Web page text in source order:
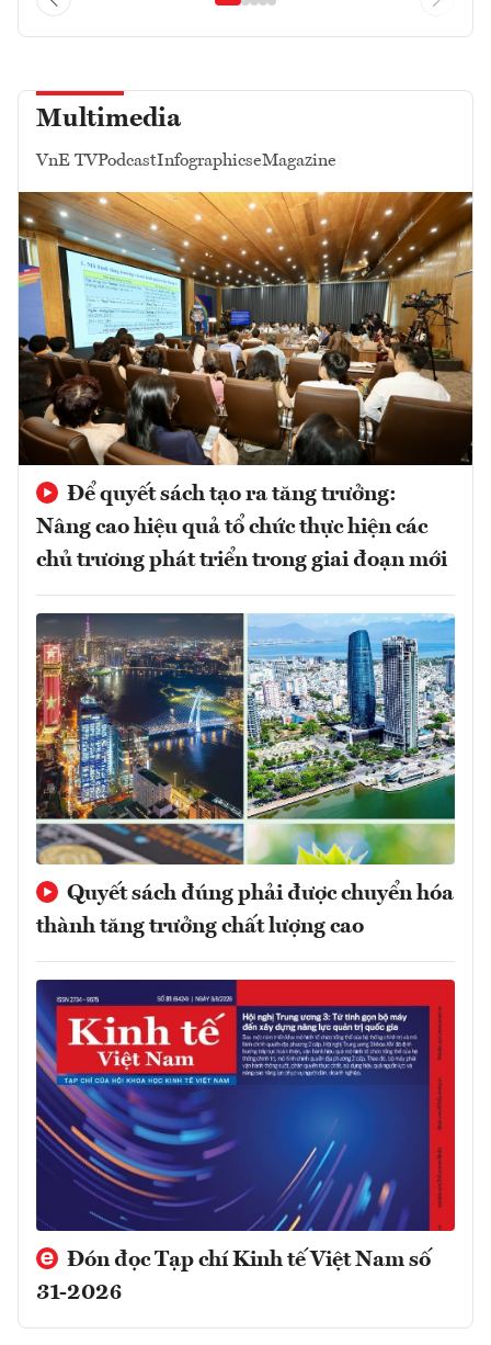
Multimedia
VnE TVPodcastInfographicseMagazine
Để quyết sách tạo ra tăng trưởng:
Nâng cao hiệu quả tổ chức thực hiện các
chủ trương phát triển trong giai đoạn mới
Quyết sách đúng phải được chuyển hóa
thành tăng trưởng chất lượng cao
Đón đọc Tạp chí Kinh tế Việt Nam số
31-2026